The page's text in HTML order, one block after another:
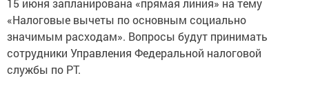
15 июня запланирована «прямая линия» на тему
«Налоговые вычеты по основным социально
значимым расходам». Вопросы будут принимать
сотрудники Управления Федеральной налоговой
службы по РТ.